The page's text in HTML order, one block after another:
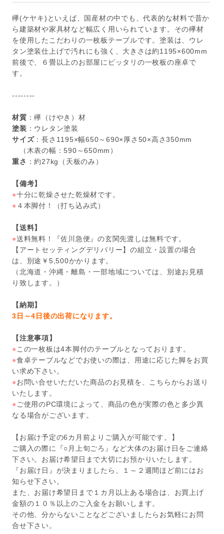
欅(ケヤキ)といえば、国産材の中でも、代表的な材料で昔か
ら建築材や家具材など幅広く用いられています。その欅材
を使用したこだわりの一枚板テーブルです。塗装は、ウレ
タン塗装仕上げで汚れにも強く、大きさは約1195×600mm
前後で、６畳以上のお部屋にピッタリの一枚板の座卓で
す。
--------
材質 ：欅（けやき）材
塗装 ：ウレタン塗装
サイズ：長さ1195×幅650～690×厚さ50×高さ350mm
（木表の幅：590～650mm）
重さ ：約27kg（天板のみ）
【備考】
●十分に乾燥させた乾燥材です。
● ４本脚付！（打ち込み式）
【送料】
●送料無料！『佐川急便』の玄関先渡しは無料です。
【アートセッティングデリバリー】の組立・設置の場合
は、別途￥5,500かかります。
（北海道・沖縄・離島・一部地域については、別途お見積
り致します。）
【納期】
3日～4日後の出荷になります。
【注意事項】
● この一枚板は4本脚付のテーブルとなっております。
●食卓テーブルなどでお使いの際は、用途に応じた脚をお買
い求め下さい。
●お問い合せいただいた商品のお見積を、こちらからお送り
いたします。
● ご使用のPC環境によって、商品の色が実際の色と多少異
なる場合がございます。
【お届け予定の6カ月前よりご購入が可能です。】
ご購入の際に『○月上旬ごろ』など大体のお届け日をご連絡
下さい。お届け希望日まで大切にお預かりいたします。
『お届け日』が決まりましたら、１～２週間ほど前にはお
知らせ下さい。
また、お届け希望日まで１カ月以上ある場合は、お買上げ
金額の１０％以上のご入金をお願いします。
その他、分からないことなどございましたらお気軽にお問
合せ下さい。